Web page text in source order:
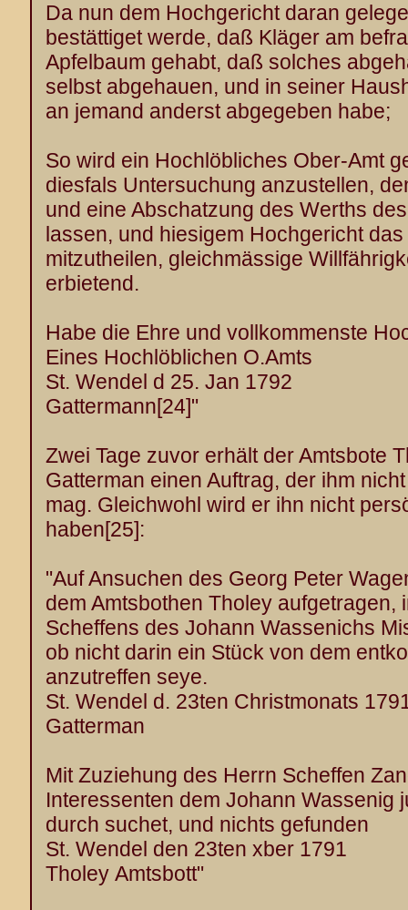
Da nun dem Hochgericht daran
bestättiget werde, daß Kläger am
Apfelbaum gehabt, daß solches
selbst abgehauen, und in seiner
an jemand anderst abgegeben habe;
So wird ein Hochlöbliches Ober-Amt
diesfals Untersuchung anzustellen,
und eine Abschatzung des Werths
lassen, und hiesigem Hochgericht
mitzutheilen, gleichmässige
erbietend.
Habe die Ehre und vollkommenste
Eines Hochlöblichen O.Amts
St. Wendel d 25. Jan 1792
Gattermann[24]"
Zwei Tage zuvor erhält der Amtsbote
Gatterman einen Auftrag, der ihm
mag. Gleichwohl wird er ihn nicht
haben[25]:
"Auf Ansuchen des Georg Peter
dem Amtsbothen Tholey aufgetragen,
Scheffens des Johann Wassenichs
ob nicht darin ein Stück von dem
anzutreffen seye.
St. Wendel d. 23ten Christmonats
Gatterman
Mit Zuziehung des Herrn Scheffen
Interessenten dem Johann Wassenig
durch suchet, und nichts gefunden
St. Wendel den 23ten xber 1791
Tholey Amtsbott"